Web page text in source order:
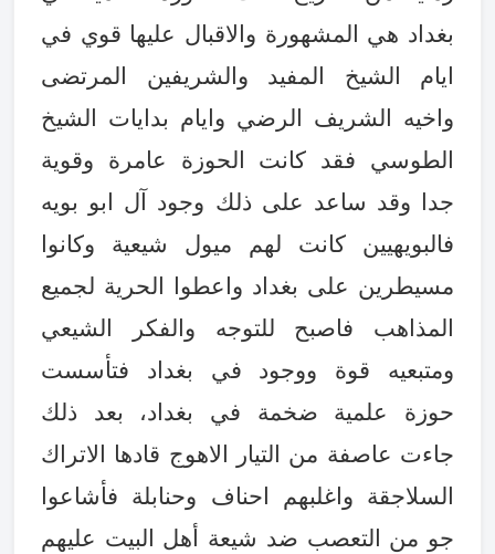
بغداد هي المشهورة والاقبال عليها قوي في
ايام الشيخ المفيد والشريفين المرتضى
واخيه الشريف الرضي وايام بدايات الشيخ
الطوسي فقد كانت الحوزة عامرة وقوية
جدا وقد ساعد على ذلك وجود آل ابو بويه
فالبويهيين كانت لهم ميول شيعية وكانوا
مسيطرين على بغداد واعطوا الحرية لجميع
المذاهب فاصبح للتوجه والفكر الشيعي
ومتبعيه قوة ووجود في بغداد فتأسست
حوزة علمية ضخمة في بغداد، بعد ذلك
جاءت عاصفة من التيار الاهوج قادها الاتراك
السلاجقة واغلبهم احناف وحنابلة فأشاعوا
جو من التعصب ضد شيعة أهل البيت عليهم